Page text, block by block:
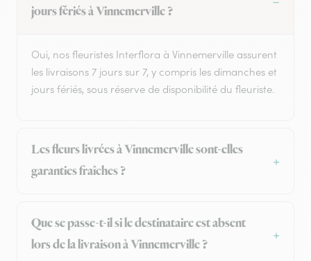
jours fériés à Vinnemerville ?
Oui, nos fleuristes Interflora à Vinnemerville assurent
les livraisons 7 jours sur 7, y compris les dimanches et
jours fériés, sous réserve de disponibilité du fleuriste.
Les fleurs livrées à Vinnemerville sont-elles
garanties fraîches ?
Que se passe-t-il si le destinataire est absent
lors de la livraison à Vinnemerville ?